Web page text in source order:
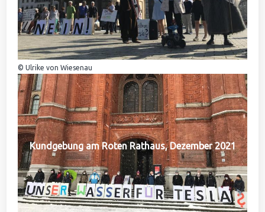
© Ulrike von Wiesenau
Kundgebung am Roten Rathaus, Dezember 2021